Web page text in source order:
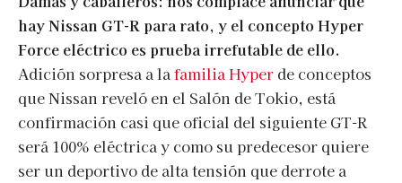
hay Nissan GT-R para rato, y el concepto Hyper
Force eléctrico es prueba irrefutable de ello.
Adición sorpresa a lafamilia Hyper de conceptos
que Nissan reveló en el Salón de Tokio, está
confirmación casi que oficial del siguiente GT-R
será 100% eléctrica y como su predecesor quiere
ser un deportivo de alta tensión que derrote a